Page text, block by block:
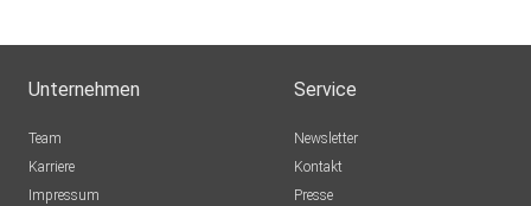
Unternehmen
Team
Karriere
Impressum
Service
Newsletter
Kontakt
Presse